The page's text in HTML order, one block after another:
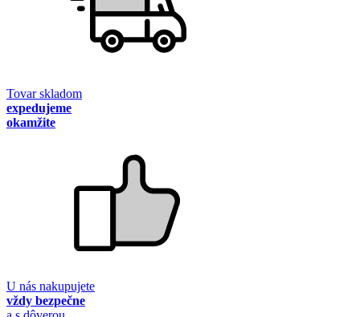
Tovar skladom
expedujeme
okamžite
U nás nakupujete
vždy bezpečne